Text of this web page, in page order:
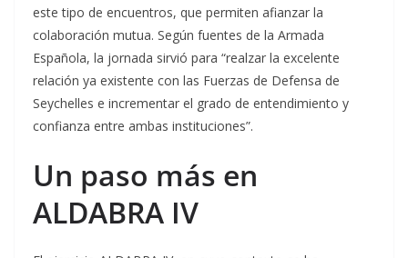
este tipo de encuentros, que permiten afianzar la
colaboración mutua. Según fuentes de la Armada
Española, la jornada sirvió para “realzar la excelente
relación ya existente con las Fuerzas de Defensa de
Seychelles e incrementar el grado de entendimiento y
confianza entre ambas instituciones”.
Un paso más en
ALDABRA IV